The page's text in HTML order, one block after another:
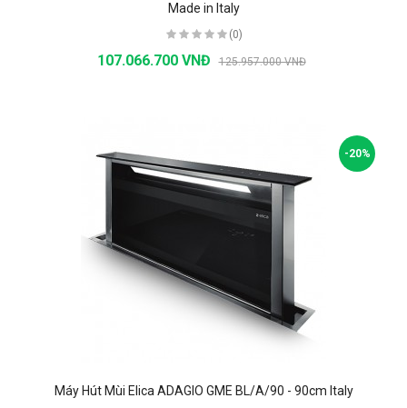
Made in Italy
(0)
107.066.700 VNĐ 125.957.000 VNĐ
-20%
Máy Hút Mùi Elica ADAGIO GME BL/A/90 - 90cm Italy